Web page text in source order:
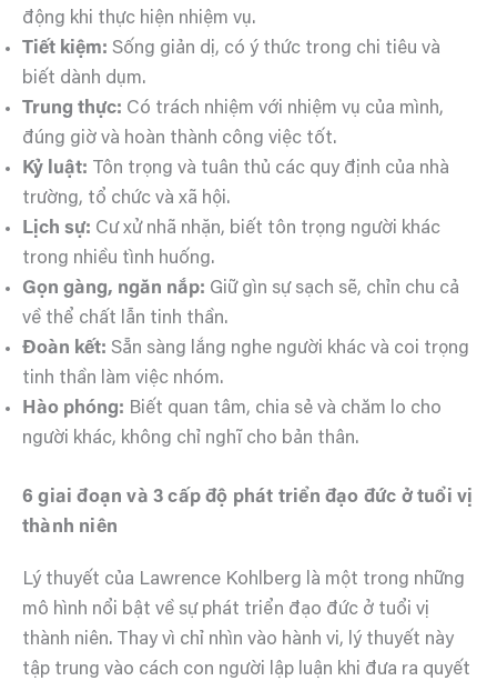
động khi thực hiện nhiệm vụ.
Tiết kiệm: Sống giản dị, có ý thức trong chi tiêu và
biết dành dụm.
Trung thực: Có trách nhiệm với nhiệm vụ của mình,
đúng giờ và hoàn thành công việc tốt.
Kỷ luật: Tôn trọng và tuân thủ các quy định của nhà
trường, tổ chức và xã hội.
Lịch sự: Cư xử nhã nhặn, biết tôn trọng người khác
trong nhiều tình huống.
Gọn gàng, ngăn nắp: Giữ gìn sự sạch sẽ, chỉn chu cả
về thể chất lẫn tinh thần.
Đoàn kết: Sẵn sàng lắng nghe người khác và coi trọng
tinh thần làm việc nhóm.
Hào phóng: Biết quan tâm, chia sẻ và chăm lo cho
người khác, không chỉ nghĩ cho bản thân.
6 giai đoạn và 3 cấp độ phát triển đạo đức ở tuổi vị
thành niên
Lý thuyết của Lawrence Kohlberg là một trong những
mô hình nổi bật về sự phát triển đạo đức ở tuổi vị
thành niên. Thay vì chỉ nhìn vào hành vi, lý thuyết này
tập trung vào cách con người lập luận khi đưa ra quyết